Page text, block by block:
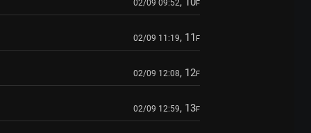
02/09 09:52 F
02/09 11:19, 11 F
02/09 12:08, 12F
02/09 12:59, 13F